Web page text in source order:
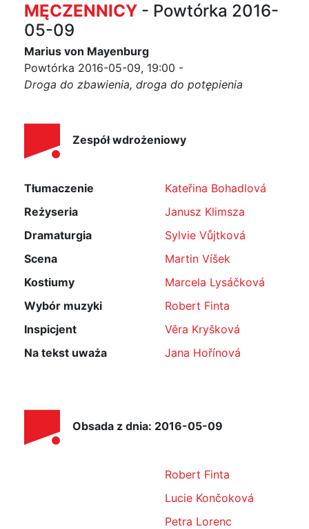
MĘCZENNICY - Powtórka 2016-
05-09
Marius von Mayenburg
Powtórka 2016-05-09, 19:00 -
Droga do zbawienia, droga do potępienia
Zespół wdrożeniowy
Tłumaczenie
Kateřina Bohadlová
Reżyseria
Janusz Klimsza
Dramaturgia
Sylvie Vůjtková
Scena
Martin Víšek
Kostiumy
Marcela Lysáčková
Wybór muzyki
Robert Finta
Inspicjent
Věra Kryšková
Na tekst uważa
Jana Hořínová
Obsada z dnia: 2016-05-09
Robert Finta
Lucie Končoková
Petra Lorenc